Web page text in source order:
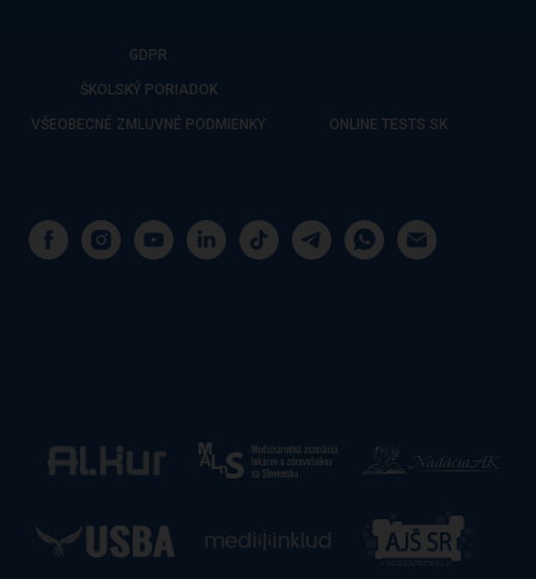
GDPR
ŠKOLSKÝ PORIADOK
VŠEOBECNÉ ZMLUVNÉ PODMIENKY ONLINE TESTS SK